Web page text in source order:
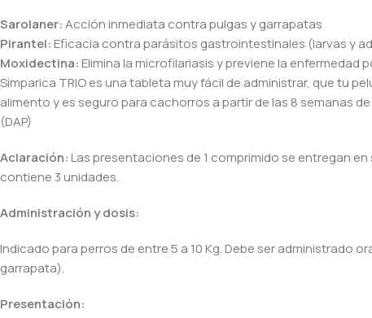
Sarolaner:Acción inmediata contra pulgas y garrapatas
Pirantel:Eficacia contra parásitos gastrointestinales (larvas y
Moxidectina:Elimina la microfilariasis y previene la enfermedad
Simparica TRIO es una tableta muy fácil de administrar, que tu
alimento y es seguro para cachorros a partir de las 8 semanas
(DAP)
Aclaración:Las presentaciones de 1 comprimido se entregan
contiene 3 unidades.
Administración y dosis:
Indicado para perros de entre 5 a 10 Kg. Debe ser administrado
garrapata).
Presentación: